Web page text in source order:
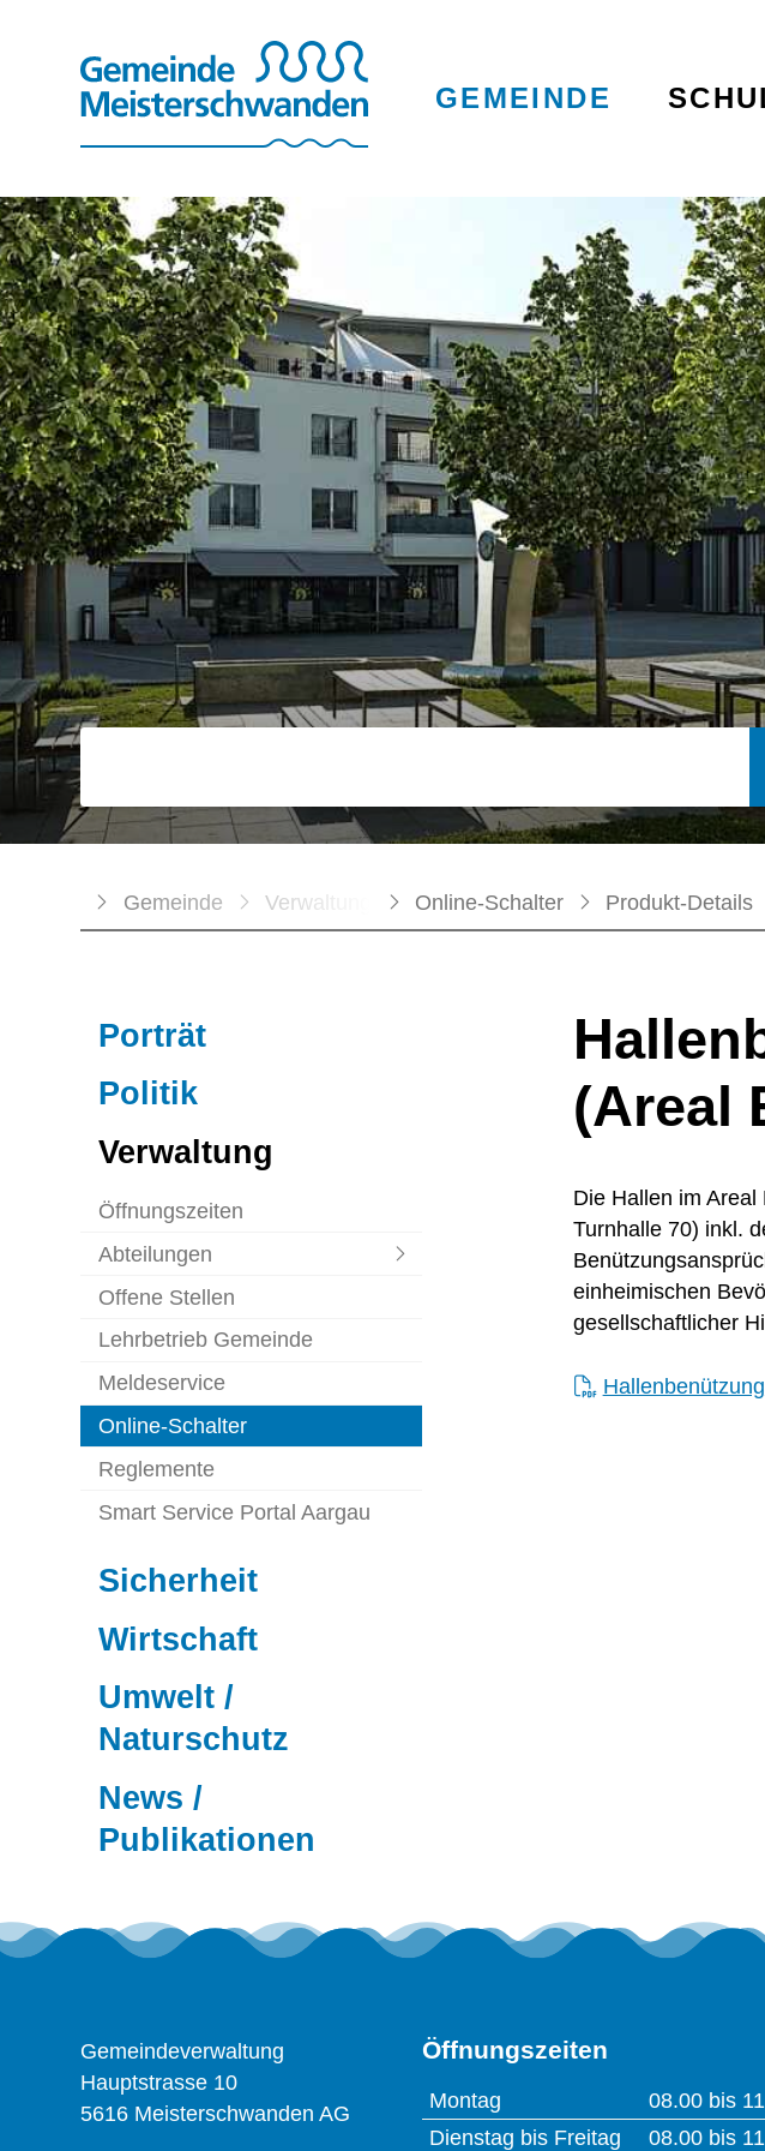
Navigieren in
GEMEINDE
Breadcrumb
HomeGemeinde Verwaltung Online-Schalter Produkt-Details
Subnavigation
Porträt
Politik
Verwaltung
Öffnungszeiten
Abteilungen
Offene Stellen
Lehrbetrieb Gemeinde
Meldeservice
Online-Schalter
Reglemente
Smart Service Portal Aargau
Sicherheit
Wirtschaft
Umwelt /
Naturschutz
News /
Publikationen
(Areal
Die Hallen im
Turnhalle 70) inkl.
einheimischen
gesellschaftlicher
Adresse
Gemeindeverwaltung
Hauptstrasse 10
5616 Meisterschwanden AG
Öffnungszeiten
Öffnungszeiten
Montag 08.00 bis
Dienstag bis Freitag
08.00 bis